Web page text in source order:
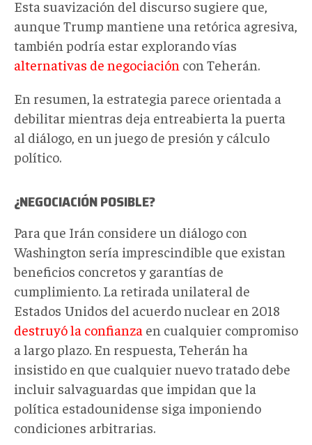
Esta suavización del discurso sugiere que,
aunque Trump mantiene una retórica agresiva,
también podría estar explorando vías
alternativas de negociación con Teherán.
En resumen, la estrategia parece orientada a
debilitar mientras deja entreabierta la puerta
al diálogo, en un juego de presión y cálculo
político.
¿NEGOCIACIÓN POSIBLE?
Para que Irán considere un diálogo con
Washington sería imprescindible que existan
beneficios concretos y garantías de
cumplimiento. La retirada unilateral de
Estados Unidos del acuerdo nuclear en 2018
destruyó la confianza en cualquier compromiso
a largo plazo. En respuesta, Teherán ha
insistido en que cualquier nuevo tratado debe
incluir salvaguardas que impidan que la
política estadounidense siga imponiendo
condiciones arbitrarias.